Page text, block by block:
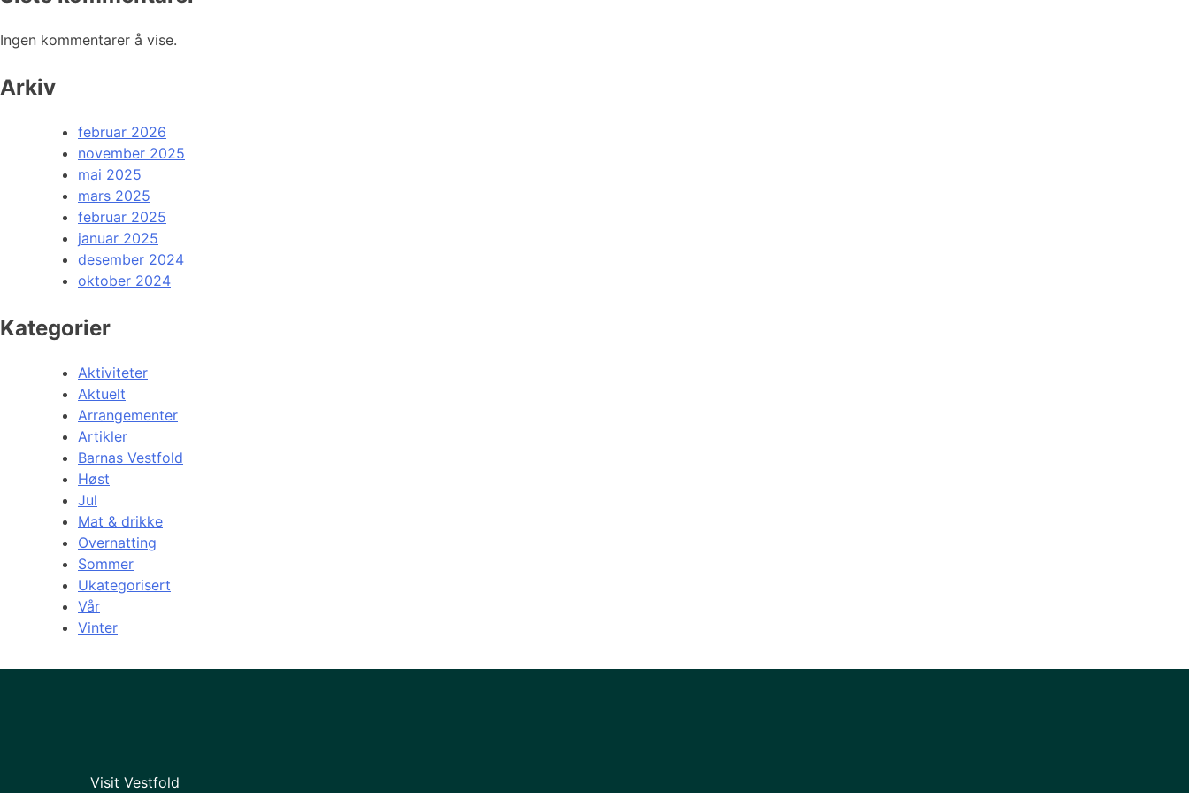
Ingen kommentarer å vise.
Arkiv
februar 2026
november 2025
mai 2025
mars 2025
februar 2025
januar 2025
desember 2024
oktober 2024
Kategorier
Aktiviteter
Aktuelt
Arrangementer
Artikler
Barnas Vestfold
Høst
Jul
Mat & drikke
Overnatting
Sommer
Ukategorisert
Vår
Vinter
Visit Vestfold